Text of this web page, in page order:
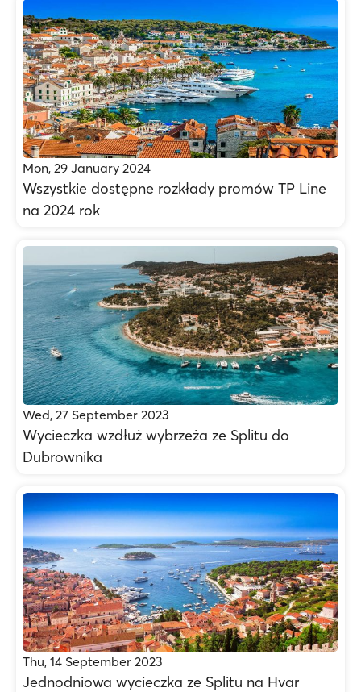
Mon, 29 January 2024
Wszystkie dostępne rozkłady promów TP Line
na 2024 rok
Wed, 27 September 2023
Wycieczka wzdłuż wybrzeża ze Splitu do
Dubrownika
Thu, 14 September 2023
Jednodniowa wycieczka ze Splitu na Hvar